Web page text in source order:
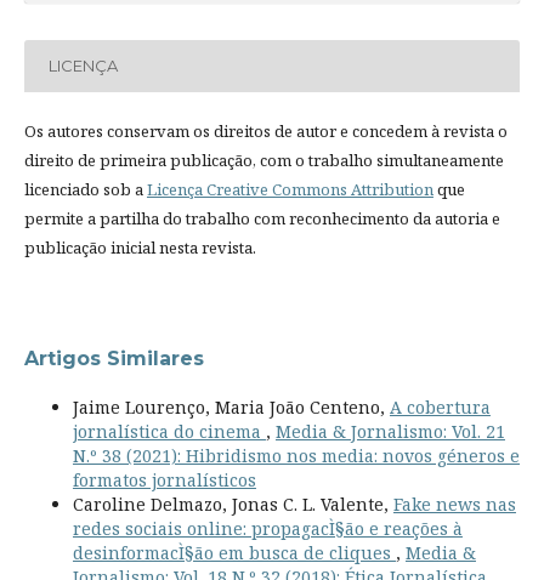
LICENÇA
Os autores conservam os direitos de autor e concedem à revista o
direito de primeira publicação, com o trabalho simultaneamente
licenciado sob aLicença Creative Commons Attributionque
permite a partilha do trabalho com reconhecimento da autoria e
publicação inicial nesta revista.
Artigos Similares
Jaime Lourenço, Maria João Centeno, A cobertura
jornalística do cinema , Media & Jornalismo: Vol. 21
N.º 38 (2021): Hibridismo nos media: novos géneros e
formatos jornalísticos
Caroline Delmazo, Jonas C. L. Valente, Fake news nas
redes sociais online: propagacÌ§ão e reações à
desinformacÌ§ão em busca de cliques , Media &